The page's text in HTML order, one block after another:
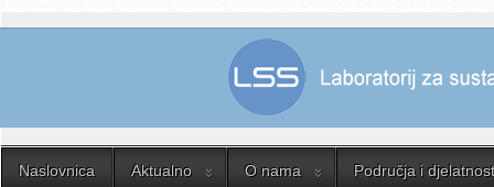
Naslovnica Aktualno O nama Područja i